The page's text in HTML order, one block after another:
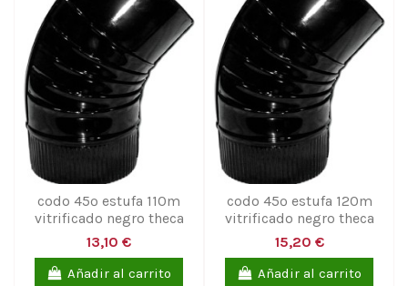
codo 45º estufa 110m
vitrificado negro theca
13,10 €
Añadir al carrito
codo 45º estufa 120m
vitrificado negro theca
15,20 €
Añadir al carrito